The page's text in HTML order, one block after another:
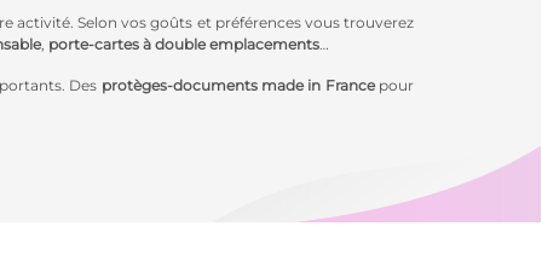
activité. Selon vos goûts et préférences vous trouverez
, porte-cartes à double emplacements …
Des protèges-documents made in Francepour